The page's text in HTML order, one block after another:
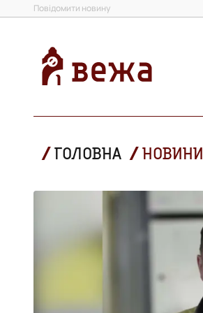
Повідомити новину
ГОЛОВНА НОВИНИ